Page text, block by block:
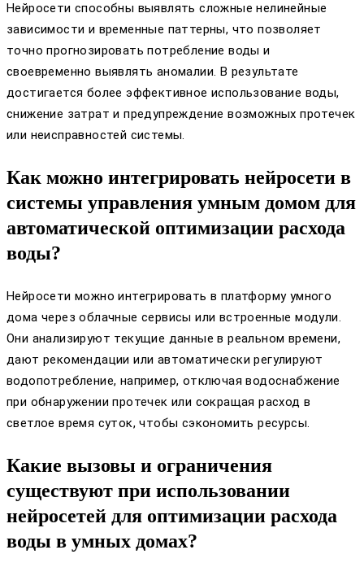
Нейросети способны выявлять сложные нелинейные
зависимости и временные паттерны, что позволяет
точно прогнозировать потребление воды и
своевременно выявлять аномалии. В результате
достигается более эффективное использование воды,
снижение затрат и предупреждение возможных протечек
или неисправностей системы.
Как можно интегрировать нейросети в
системы управления умным домом для
автоматической оптимизации расхода
воды?
Нейросети можно интегрировать в платформу умного
дома через облачные сервисы или встроенные модули.
Они анализируют текущие данные в реальном времени,
дают рекомендации или автоматически регулируют
водопотребление, например, отключая водоснабжение
при обнаружении протечек или сокращая расход в
светлое время суток, чтобы сэкономить ресурсы.
Какие вызовы и ограничения
существуют при использовании
нейросетей для оптимизации расхода
воды в умных домах?